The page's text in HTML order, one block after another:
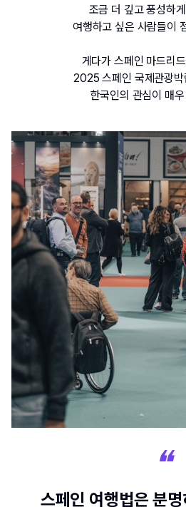
조금 더 깊고 풍성하
여행하고 싶은 사람들이
게다가 스페인 마드리
2025 스페인 국제관광박
한국인의 관심이 매
스페인 여행법은 분